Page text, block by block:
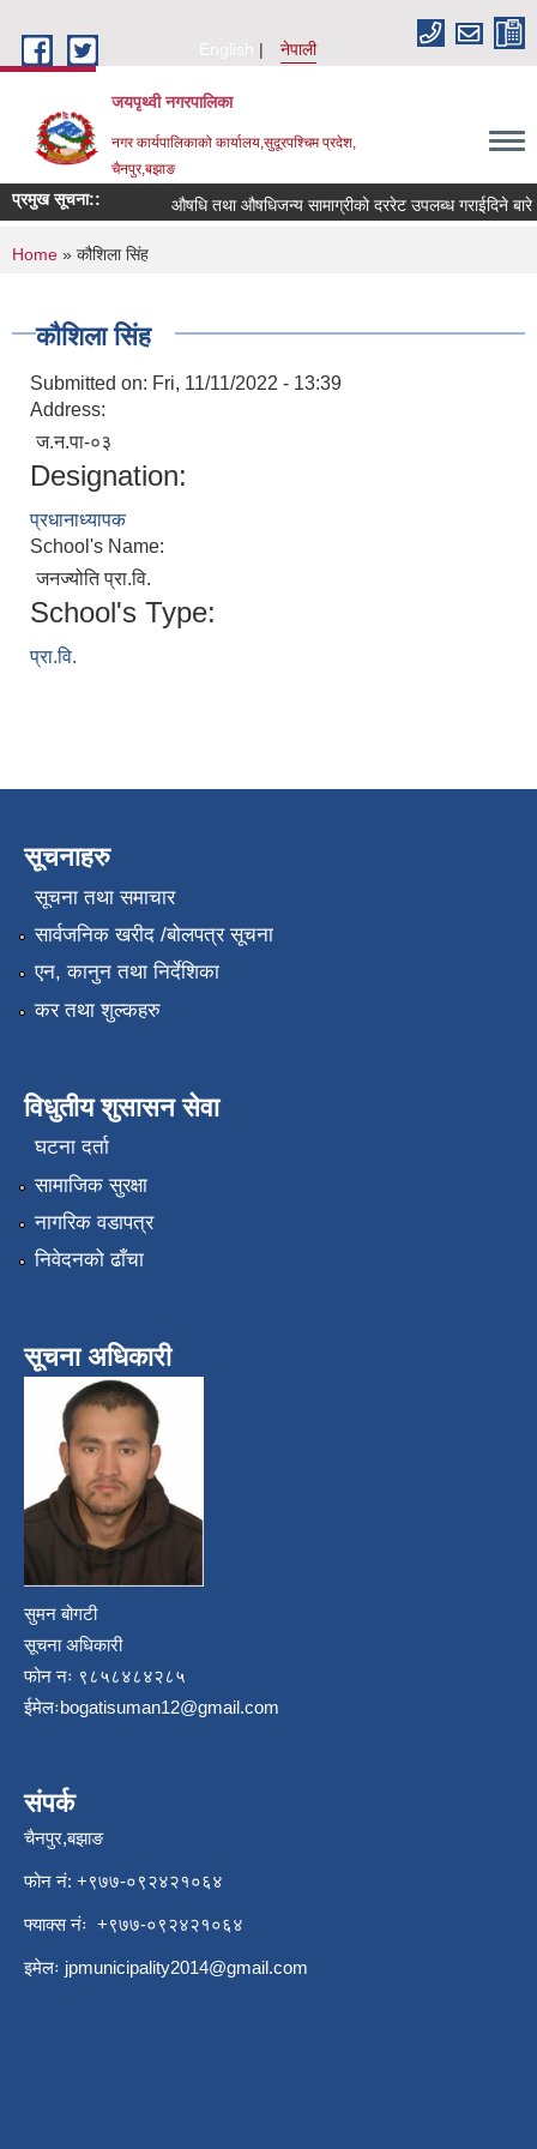
English
नेपाली
जयपृथ्वी नगरपालिका
नगर कार्यपालिकाको कार्यालय,सुदूरपश्चिम प्रदेश,
चैनपुर,बझाङ
प्रमुख सूचना:: औषधि तथा औषधिजन्य सामाग्रीको दररेट उपलब्ध गराईदिने बारे
You are here
Home » कौशिला सिंह
कौशिला सिंह
Submitted on: Fri, 11/11/2022 - 13:39
Address:
ज.न.पा-०३
Designation:
प्रधानाध्यापक
School's Name:
जनज्योति प्रा.वि.
School's Type:
प्रा.वि.
सूचनाहरु
सूचना तथा समाचार
सार्वजनिक खरीद /बोलपत्र सूचना
एन, कानुन तथा निर्देशिका
कर तथा शुल्कहरु
विधुतीय शुसासन सेवा
घटना दर्ता
सामाजिक सुरक्षा
नागरिक वडापत्र
निवेदनको ढाँचा
सूचना अधिकारी
सुमन बोगटी
सूचना अधिकारी
फोन नः ९८५८४८४२८५
ईमेलःbogatisuman12@gmail.com
संपर्क
चैनपुर,बझाङ
फोन नं: ‍‌+९७७-०९२४२१०६४
फ्याक्स नंः +९७७-०९२४२१०६४
इमेलः jpmunicipality2014@gmail.com